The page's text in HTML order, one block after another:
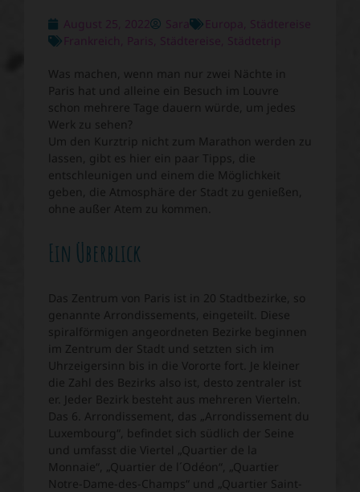
August 25, 2022 Sara Europa, Städtereise
Frankreich, Paris, Städtereise, Städtetrip
Was machen, wenn man nur zwei Nächte in
Paris hat und alleine ein Besuch im Louvre
schon mehrere Tage dauern würde, um jedes
Werk zu sehen?
Um den Kurztrip nicht zum Marathon werden zu
lassen, gibt es hier ein paar Tipps, die
entschleunigen und einem die Möglichkeit
geben, die Atmosphäre der Stadt zu genießen,
ohne außer Atem zu kommen.
Ein Überblick
Das Zentrum von Paris ist in 20 Stadtbezirke, so
genannte Arrondissements, eingeteilt. Diese
spiralförmigen angeordneten Bezirke beginnen
im Zentrum der Stadt und setzten sich im
Uhrzeigersinn bis in die Vororte fort. Je kleiner
die Zahl des Bezirks also ist, desto zentraler ist
er. Jeder Bezirk besteht aus mehreren Vierteln.
Das 6. Arrondissement, das „Arrondissement du
Luxembourg“, befindet sich südlich der Seine
und umfasst die Viertel „Quartier de la
Monnaie“, „Quartier de l´Odéon“, „Quartier
Notre-Dame-des-Champs“ und „Quartier Saint-